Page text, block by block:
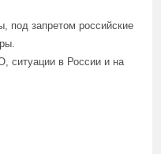
под запретом российские
ситуации в России и на